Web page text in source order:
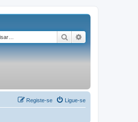
Pesquisar
Ligue-se
Registe-se